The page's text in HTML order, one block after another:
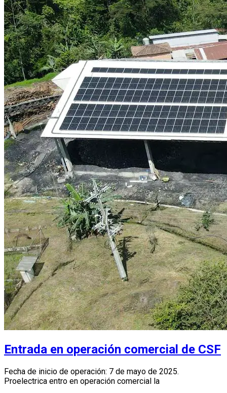
Entrada en operación comercial de CSF
Fecha de inicio de operación: 7 de mayo de 2025.
Proelectrica entro en operación comercial la